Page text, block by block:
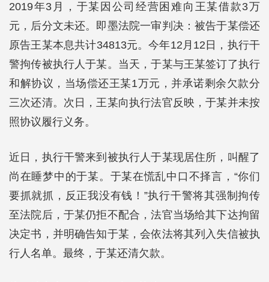
2019年3月，于某因公司经营困难向王某借款3万
元，后分文未还。即墨法院一审判决：被告于某偿还
原告王某本息共计34813元。今年12月12日，执行干
警拘传被执行人于某。当天，于某与王某签订了执行
和解协议，当场偿还王某1万元，并承诺剩余欠款分
三次还清。次日，王某向执行法官反映，于某并未按
照协议履行义务。
近日，执行干警来到被执行人于某现居住所，叫醒了
尚在睡梦中的于某。于某在慌乱中口不择言，“你们
要抓就抓，反正我没有钱！”执行干警将其强制拘传
至法院后，于某仍拒不配合，法官当场给其下达拘留
决定书，并明确告知于某，会依法将其列入失信被执
行人名单。最终，于某还清欠款。